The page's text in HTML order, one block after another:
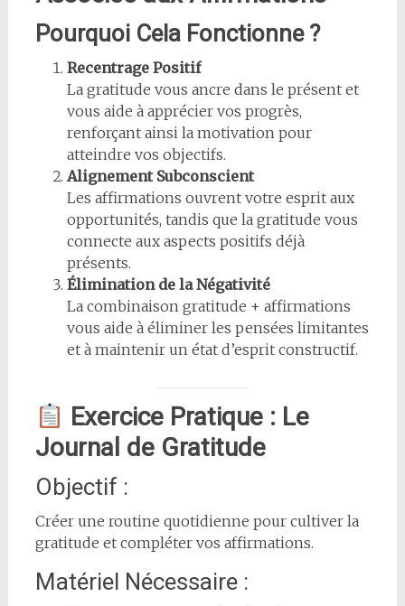
Pourquoi Cela Fonctionne ?
Recentrage Positif
La gratitude vous ancre dans le présent et
vous aide à apprécier vos progrès,
renforçant ainsi la motivation pour
atteindre vos objectifs.
Alignement Subconscient
Les affirmations ouvrent votre esprit aux
opportunités, tandis que la gratitude vous
connecte aux aspects positifs déjà
présents.
Élimination de la Négativité
La combinaison gratitude + affirmations
vous aide à éliminer les pensées limitantes
et à maintenir un état d’esprit constructif.
Exercice Pratique : Le
Journal de Gratitude
Objectif :
Créer une routine quotidienne pour cultiver la
gratitude et compléter vos affirmations.
Matériel Nécessaire :